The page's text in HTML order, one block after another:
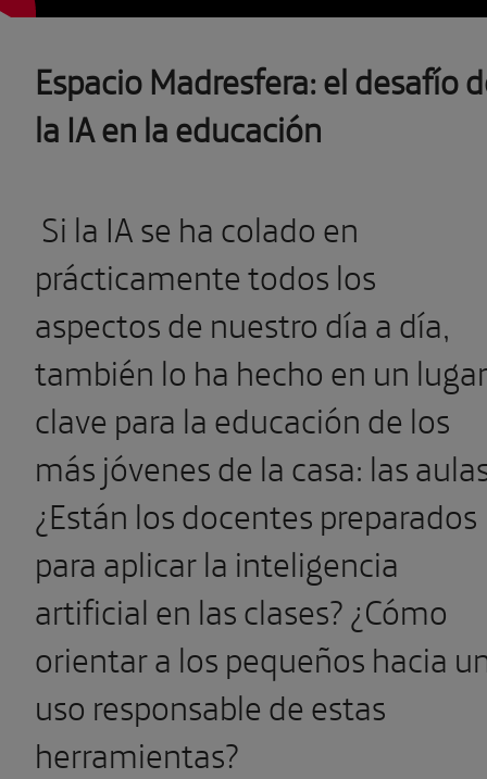
Espacio Madresfera: el desafío
la IA en la educación
Si la IA se ha colado en
prácticamente todos los
aspectos de nuestro día a día,
también lo ha hecho en un lugar
clave para la educación de los
más jóvenes de la casa: las
¿Están los docentes preparados
para aplicar la inteligencia
artificial en las clases? ¿Cómo
orientar a los pequeños hacia
uso responsable de estas
herramientas?